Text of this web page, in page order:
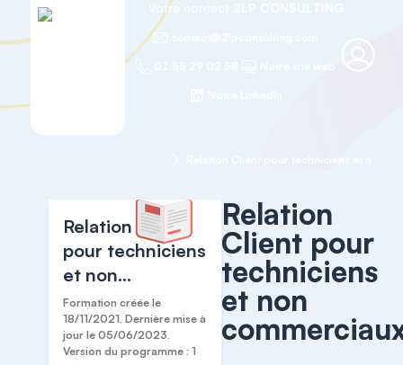
Votre contact
Relation Client
pour techniciens
et non
commerciaux
Formation créée le
18/11/2021. Dernière mise à
jour le 05/06/2023.
Version du programme : 1
Relation
Client pour
techniciens
et non